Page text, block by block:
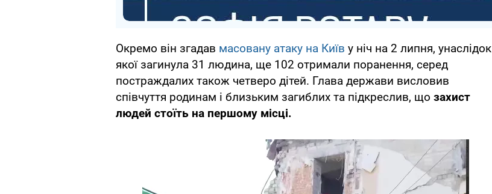
Окремо він згадав масовану атаку на Київ у ніч на 2 липня, унаслідок
якої загинула 31 людина, ще 102 отримали поранення, серед
постраждалих також четверо дітей. Глава держави висловив
співчуття родинам і близьким загиблих та підкреслив, що захист
людей стоїть на першому місці.